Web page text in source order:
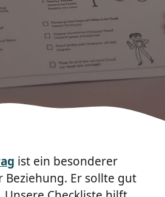
ist ein besonderer
Er sollte gut